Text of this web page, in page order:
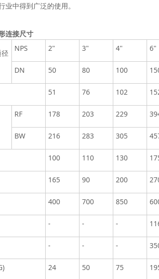
业中得到广泛的使用。
连接尺寸
NPS 2" 3" 4" 6"
DN 50 80 100
51 76 102
RF 178 203 229
BW 216 283 305
100 110 130
165 90 200
400 700 850
- - -
- - -
24 50 75